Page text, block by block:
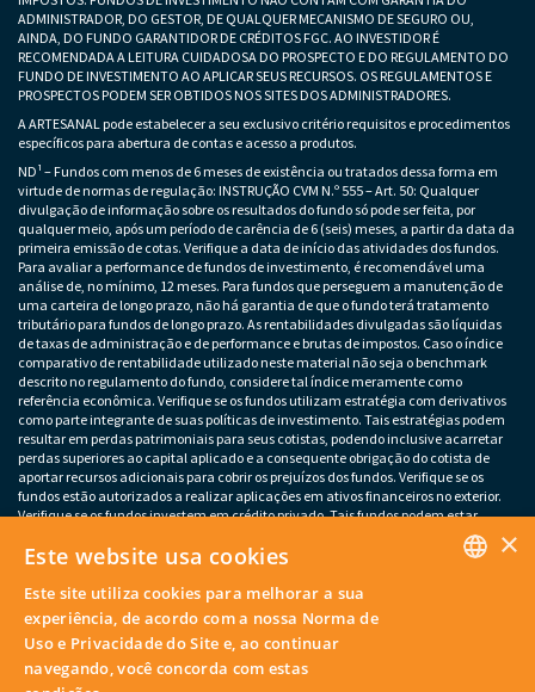
ADMINISTRADOR, DO GESTOR, DE QUALQUER MECANISMO DE SEGURO OU,
AINDA, DO FUNDO GARANTIDOR DE CRÉDITOS FGC. AO INVESTIDOR É
RECOMENDADA A LEITURA CUIDADOSA DO PROSPECTO E DO REGULAMENTO DO
FUNDO DE INVESTIMENTO AO APLICAR SEUS RECURSOS. OS REGULAMENTOS E
PROSPECTOS PODEM SER OBTIDOS NOS SITES DOS ADMINISTRADORES.
A ARTESANAL pode estabelecer a seu exclusivo critério requisitos e procedimentos
específicos para abertura de contas e acesso a produtos.
ND¹ – Fundos com menos de 6 meses de existência ou tratados dessa forma em
virtude de normas de regulação: INSTRUÇÃO CVM N.º 555 – Art. 50: Qualquer
divulgação de informação sobre os resultados do fundo só pode ser feita, por
qualquer meio, após um período de carência de 6 (seis) meses, a partir da data da
primeira emissão de cotas. Verifique a data de início das atividades dos fundos.
Para avaliar a performance de fundos de investimento, é recomendável uma
análise de, no mínimo, 12 meses. Para fundos que perseguem a manutenção de
uma carteira de longo prazo, não há garantia de que o fundo terá tratamento
tributário para fundos de longo prazo. As rentabilidades divulgadas são líquidas
de taxas de administração e de performance e brutas de impostos. Caso o índice
comparativo de rentabilidade utilizado neste material não seja o benchmark
descrito no regulamento do fundo, considere tal índice meramente como
referência econômica. Verifique se os fundos utilizam estratégia com derivativos
como parte integrante de suas políticas de investimento. Tais estratégias podem
resultar em perdas patrimoniais para seus cotistas, podendo inclusive acarretar
perdas superiores ao capital aplicado e a consequente obrigação do cotista de
aportar recursos adicionais para cobrir os prejuízos dos fundos. Verifique se os
fundos estão autorizados a realizar aplicações em ativos financeiros no exterior.
Verifique se os fundos investem em crédito privado. Tais fundos podem estar
sujeitos a risco de perda substancial do patrimônio líquido em caso de eventos
que acarretem o não pagamento dos ativos integrantes da sua carteira. Os
de poucos emissores, variação cambial e outros riscos não mencionados neste
material. O investimento em determinados ativos financeiros pode sujeitar o
investidor a significativas perdas patrimoniais. Ao investidor cabe a
responsabilidade de se informar sobre eventuais riscos previamente à tomada de
decisão sobre investimentos. – Este material não deve substituir o julgamento
independente dos investidores.
×
Este website usa cookies
Este site utiliza cookies para melhorar a sua
experiência, de acordo com a nossa Norma de
Uso e Privacidade do Site e, ao continuar
navegando, você concorda com estas